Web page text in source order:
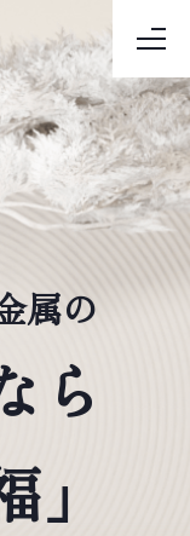
属の
ら